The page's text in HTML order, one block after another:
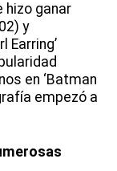
hizo ganar
y
Earring’
en ‘Batman
empezó a